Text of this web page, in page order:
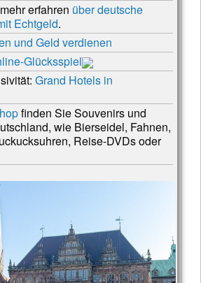
erfahren über deutsche
Echtgeld.
und Geld verdienen
Glücksspiel
Grand Hotels in
finden Sie Souvenirs und
wie Bierseidel, Fahnen,
Reise-DVDs oder